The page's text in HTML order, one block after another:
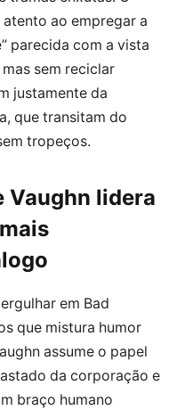
ao empregar a
parecida com a vista
sem reciclar
justamente da
que transitam do
tropeços.
Vaughn lidera
em Bad
que mistura humor
assume o papel
da corporação e
braço humano